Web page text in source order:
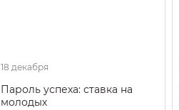
18 декабря
Пароль успеха: ставка на
молодых